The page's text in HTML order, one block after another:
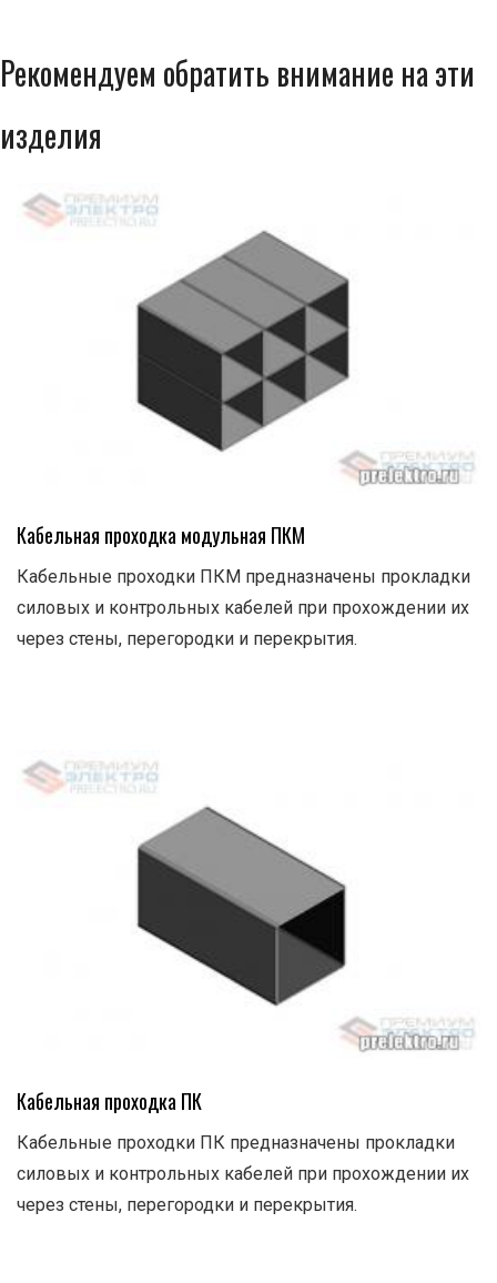
Рекомендуем обратить внимание на эти
изделия
Кабельная проходка модульная ПКМ
Кабельные проходки ПКМ предназначены прокладки
силовых и контрольных кабелей при прохождении их
через стены, перегородки и перекрытия.
Кабельная проходка ПК
Кабельные проходки ПК предназначены прокладки
силовых и контрольных кабелей при прохождении их
через стены, перегородки и перекрытия.